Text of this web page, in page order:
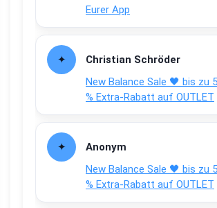
Eurer App
Christian Schröder
New Balance Sale 🖤 bis zu
% Extra-Rabatt auf OUTLET
Anonym
New Balance Sale 🖤 bis zu
% Extra-Rabatt auf OUTLET